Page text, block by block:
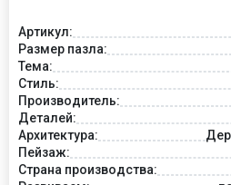
Артикул:
Размер пазла:
Тема:
Стиль:
Производитель:
Деталей:
Архитектура:
Пейзаж:
Страна производства: